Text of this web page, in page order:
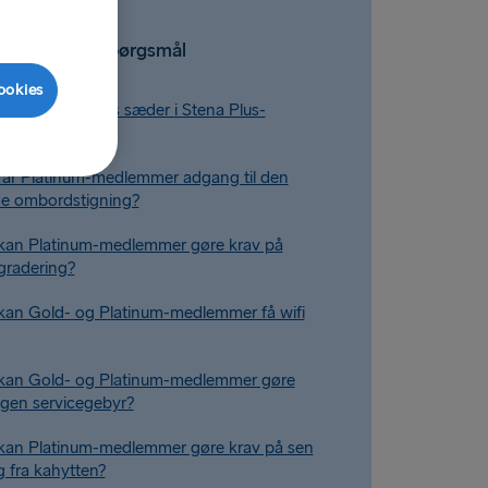
Relaterede spørgsmål
jeg gratis sæder i Stena Plus-
Platinum-medlemmer adgang til den
ombordstigning?
Platinum-medlemmer gøre krav på
Gold- og Platinum-medlemmer få wifi
Gold- og Platinum-medlemmer gøre
servicegebyr?
Platinum-medlemmer gøre krav på sen
fra kahytten?